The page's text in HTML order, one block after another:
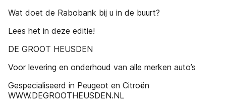
Wat doet de Rabobank bij u in de buurt?
Lees het in deze editie!
DE GROOT HEUSDEN
Voor levering en onderhoud van alle merken auto’s
Gespecialiseerd in Peugeot en Citroën
WWW.DEGROOTHEUSDEN.NL